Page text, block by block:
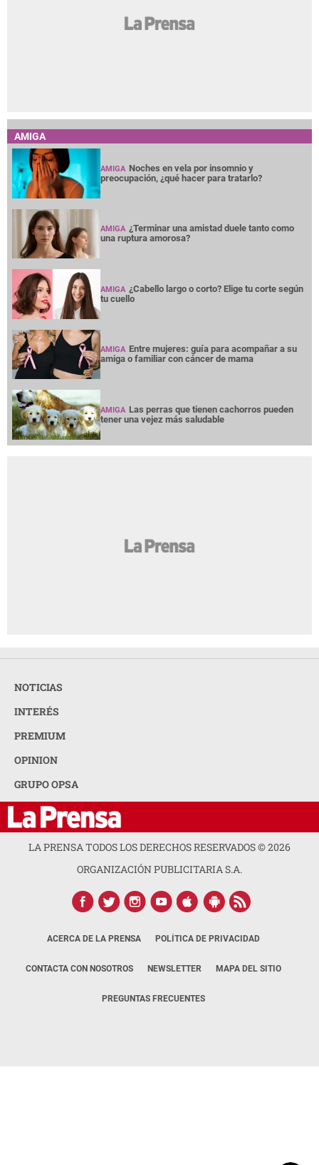
AMIGA
AMIGA Noches en vela por insomnio y
preocupación, ¿qué hacer para tratarlo?
AMIGA ¿Terminar una amistad duele tanto como
una ruptura amorosa?
AMIGA ¿Cabello largo o corto? Elige tu corte según
tu cuello
AMIGA Entre mujeres: guía para acompañar a su
amiga o familiar con cáncer de mama
AMIGA Las perras que tienen cachorros pueden
tener una vejez más saludable
NOTICIAS
INTERÉS
PREMIUM
OPINION
GRUPO OPSA
LA PRENSA TODOS LOS DERECHOS RESERVADOS ©2026
ORGANIZACIÓN PUBLICITARIA S.A.
ACERCA DE LA PRENSA POLÍTICA DE PRIVACIDAD
CONTACTA CON NOSOTROS NEWSLETTER MAPA DEL SITIO
PREGUNTAS FRECUENTES